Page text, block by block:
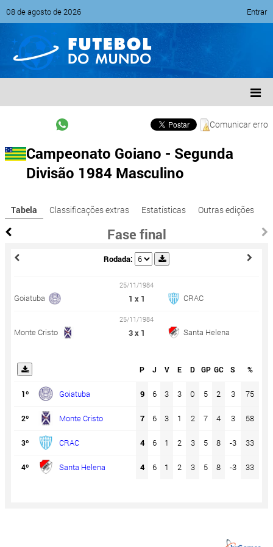
08 de agosto de 2026 Entrar
Comunicar erro
Campeonato Goiano - Segunda
Divisão 1984 Masculino
Tabela Classificações extras Estatísticas Outras edições
Fase final
Rodada:
25/11/1984
Goiatuba 1 x 1 CRAC
25/11/1984
Monte Cristo 3 x 1 Santa Helena
1º Goiatuba
2º Monte Cristo
3º CRAC
4º Santa Helena
P J V E D GP GC S %
9 6 3 3 0 5 2 3 75
7 6 3 1 2 7 4 3 58
4 6 1 2 3 5 8 -3 33
4 6 1 2 3 5 8 -3 33